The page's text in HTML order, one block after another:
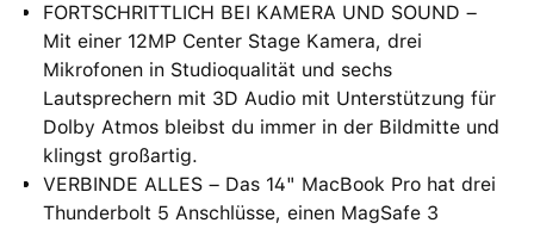
FORTSCHRITTLICH BEI KAMERA UND SOUND –
Mit einer 12MP Center Stage Kamera, drei
Mikrofonen in Studioqualität und sechs
Lautsprechern mit 3D Audio mit Unterstützung für
Dolby Atmos bleibst du immer in der Bildmitte und
klingst großartig.
VERBINDE ALLES – Das 14" MacBook Pro hat drei
Thunderbolt 5 Anschlüsse, einen MagSafe 3